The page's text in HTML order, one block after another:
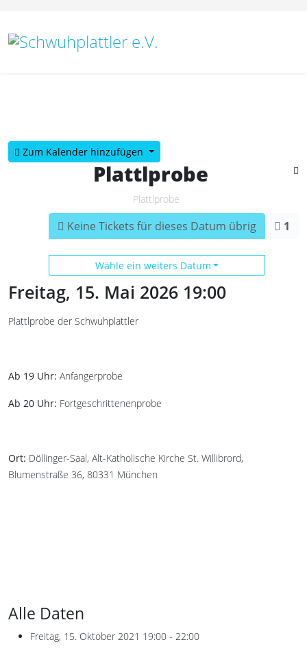
Zum Kalender hinzufügen
Plattlprobe
Plattlprobe
Keine Tickets für dieses Datum übrig
Wähle ein weiters Datum
1
Freitag, 15. Mai 2026 19:00
Plattlprobe der Schwuhplattler
Ab 19 Uhr: Anfängerprobe
Ab 20 Uhr: Fortgeschrittenenprobe
Ort: Döllinger-Saal, Alt-Katholische Kirche St. Willibrord,
Blumenstraße 36, 80331 München
Alle Daten
Freitag, 15. Oktober 2021 19:00 - 22:00